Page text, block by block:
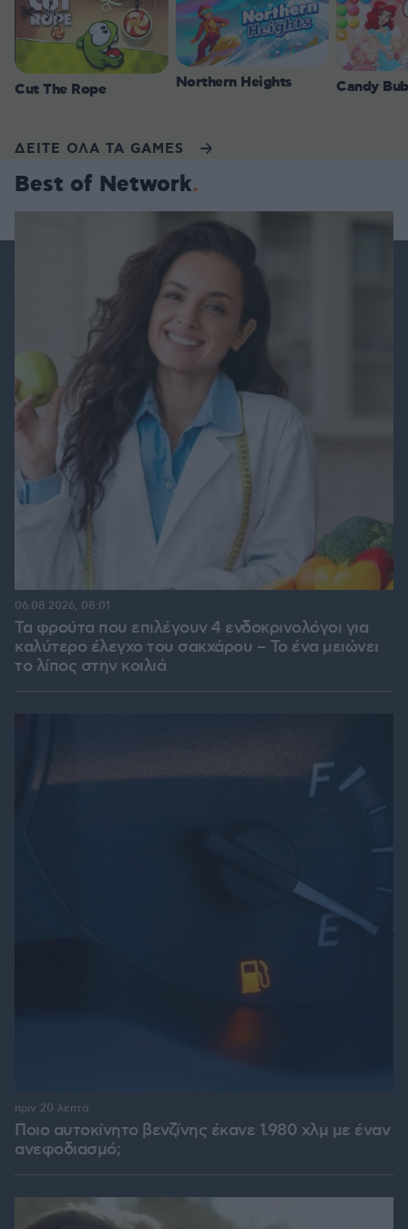
Cut The Rope Northern Heights Candy
ΔΕΙΤΕ ΟΛΑ ΤΑ GAMES
Best of Network
Τα φρούτα που επιλέγουν 4 ενδοκρινολόγοι για
καλύτερο έλεγχο του σακχάρου – Το ένα μειώνει
το λίπος στην κοιλιά
06.08.2026, 08:01
Ποιο αυτοκίνητο βενζίνης έκανε 1.980 χλμ με έναν
ανεφοδιασμό;
πριν 20 λεπτά